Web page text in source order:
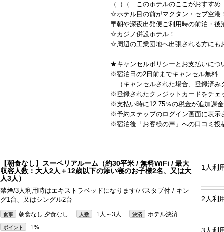
（（（ このホテルのここがおすすめ
☆ホテル目の前がマクタン・セブ空港
早朝や深夜出発便ご利用時の前泊・後
☆カジノ併設ホテル！
☆周辺の工業団地へ出張される方にも
★キャンセルポリシーとお支払いにつ
※宿泊日の2日前までキャンセル無料
（キャンセルされた場合、登録済み
※登録されたクレジットカードをチェ
※支払い時に12.75％の税金が追加課
※予約ステップのログイン画面に表示
※宿泊後「お客様の声」への口コミ投
【朝食なし】スーペリアルーム（約30平米 / 無料WiFi / 最大
収容人数：大人2人＋12歳以下の添い寝のお子様2名、又は大
人3人）
禁煙/3人利用時はエキストラベッドになります/バスタブ付 / キン
グ1台、又はシングル2台
食事 朝食なし 夕食なし 人数 1人～3人 決済 ホテル決済
ポイント 1%
1人利
2人利
3人利